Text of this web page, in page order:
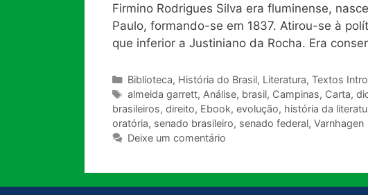
Firmino Rodrigues Silva era fluminense,
Paulo, formando-se em 1837. Atirou-se à
que inferior a Justiniano da Rocha. Era
Categorias
Biblioteca, História do Brasil, Literatura, Textos
Tags
almeida garrett, Análise, brasil, Campinas, Carta,
brasileiros, direito, Ebook, evolução, história da
oratória, senado brasileiro, senado federal, Varnhagen
Deixe um comentário